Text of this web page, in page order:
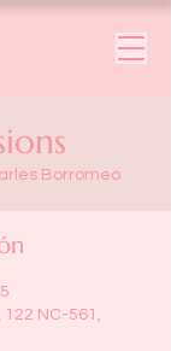
Borromeo
NC-561,